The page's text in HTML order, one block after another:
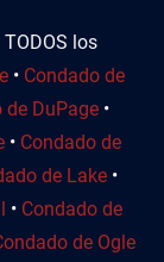
los
• Condado de
de DuPage •
• Condado de
de Lake•
• Condado de
de Ogle